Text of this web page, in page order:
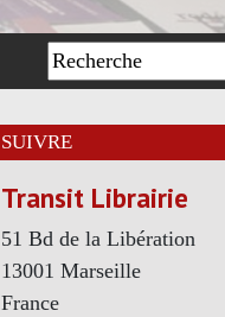
SUIVRE
Transit Librairie
51 Bd de la Libération
13001 Marseille
France